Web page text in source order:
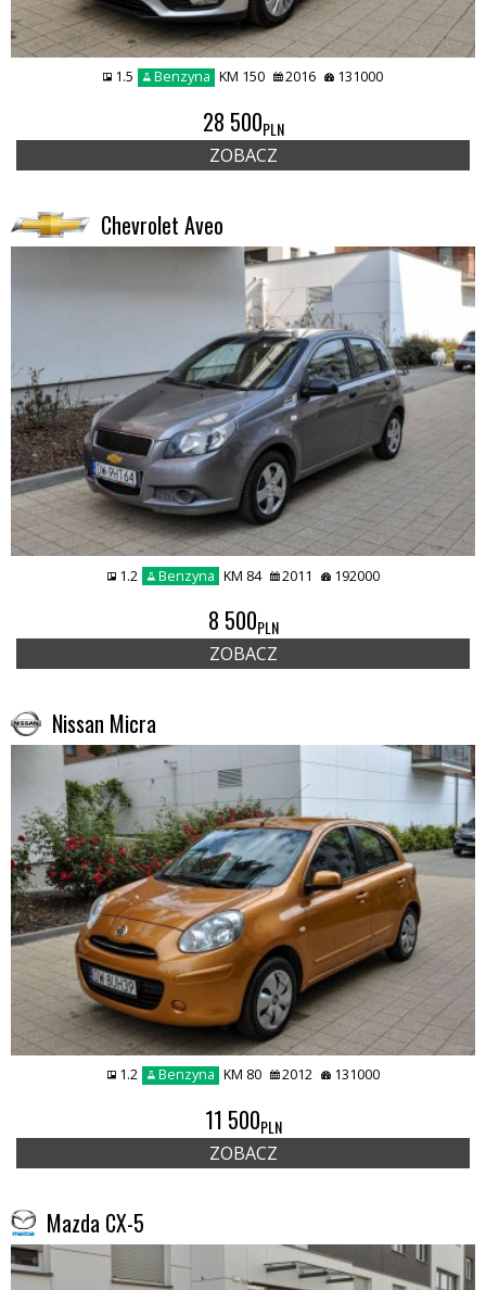
1.5 Benzyna KM 150 2016 131000
28 500PLN
ZOBACZ
Chevrolet Aveo
1.2 Benzyna KM 84 2011 192000
8 500PLN
ZOBACZ
Nissan Micra
1.2 Benzyna KM 80 2012 131000
11 500PLN
ZOBACZ
Mazda CX-5